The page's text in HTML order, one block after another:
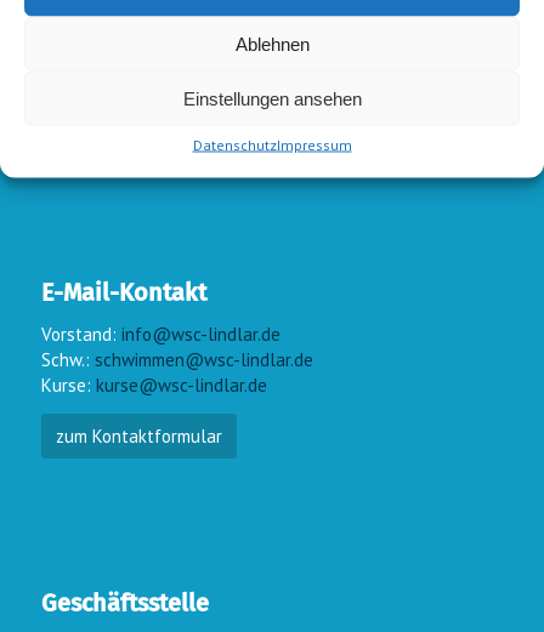
Ablehnen
Einstellungen ansehen
DatenschutzImpressum
E-Mail-Kontakt
Vorstand: info@wsc-lindlar.de
Schw.: schwimmen@wsc-lindlar.de
Kurse: kurse@wsc-lindlar.de
zum Kontaktformular
Geschäftsstelle